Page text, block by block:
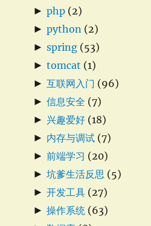
► php (2)
► python (2)
► spring (53)
► tomcat (1)
► 互联网入门 (96)
► 信息安全 (7)
► 兴趣爱好 (18)
► 内存与调试 (7)
► 前端学习 (20)
► 坑爹生活反思 (5)
► 开发工具 (27)
► 操作系统 (63)